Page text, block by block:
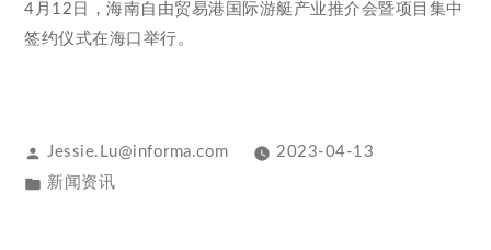
4月12日，海南自由贸易港国际游艇产业推介会暨项目集中
签约仪式在海口举行。
Jessie.Lu@informa.com
2023-04-13
新闻资讯